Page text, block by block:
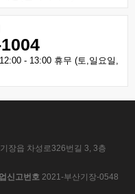
- 13:00 휴무 (토,일요일,
장읍 차성로326번길 3, 3층
신고번호 2021-부산기장-0548